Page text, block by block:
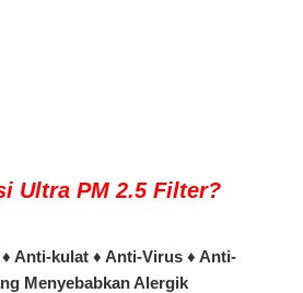
Ultra PM 2.5 Filter?
Anti-kulat ♦ Anti-Virus ♦ Anti-
Menyebabkan Alergik